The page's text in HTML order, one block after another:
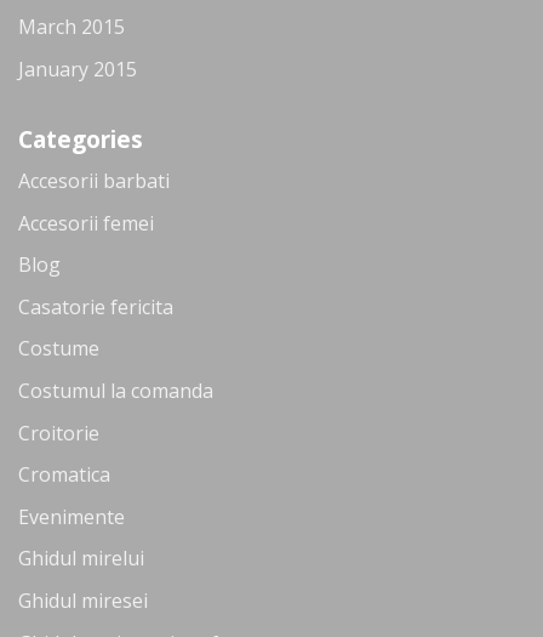
March 2015
January 2015
Categories
Accesorii barbati
Accesorii femei
Blog
Casatorie fericita
Costume
Costumul la comanda
Croitorie
Cromatica
Evenimente
Ghidul mirelui
Ghidul miresei